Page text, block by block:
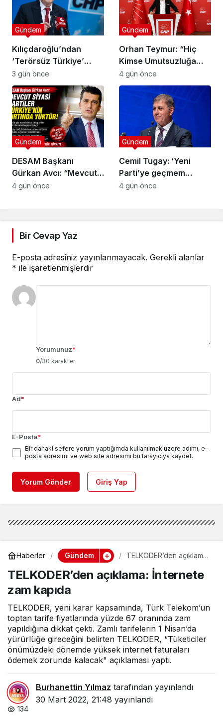
Kılıçdaroğlu’ndan
‘Terörsüz Türkiye’
mesajı: ‘Terörün
bitmesi ve üniter yapı
kırmızı çizgimizdir’
Gündem
3 gün önce
Orhan Teymur: “Hiç
Kimse Umutsuzluğa
Kapılmasın”
Gündem
4 gün önce
DESAM Başkanı
Gürkan Avcı: “Mevcut
Siyasi Partiler
Gündem
4 gün önce
Cemil Tugay: ‘Yeni
Parti’ye geçmem
mümkün değil, sıkıntılı
Gündem
4 gün önce
Bir Cevap Yaz
E-posta adresiniz yayınlanmayacak. Gerekli alanlar
* ile işaretlenmişlerdir
Yorumunuz*
0/30 karakter
Ad*
E-Posta*
Bir dahaki sefere yorum yaptığımda kullanılmak üzere adımı, e-
posta adresimi ve web site adresimi bu tarayıcıya kaydet.
Yorum Gönder Giriş Yap
Haberler Gündem
TELKODER’den açıklama:
TELKODER’den açıklama: İnternete
zam kapıda
TELKODER, yeni karar kapsamında, Türk Telekom’un
toptan tarife fiyatlarında yüzde 67 oranında zam
yapıldığına dikkat çekti. Zamlı tarifelerin 1 Nisan’da
yürürlüğe gireceğini belirten TELKODER, “Tüketiciler
önümüzdeki dönemde yüksek internet faturaları
ödemek zorunda kalacak" açıklaması yaptı.
Burhanettin Yılmaz tarafından yayınlandı
30 Mart 2022, 21:48 yayınlandı
134